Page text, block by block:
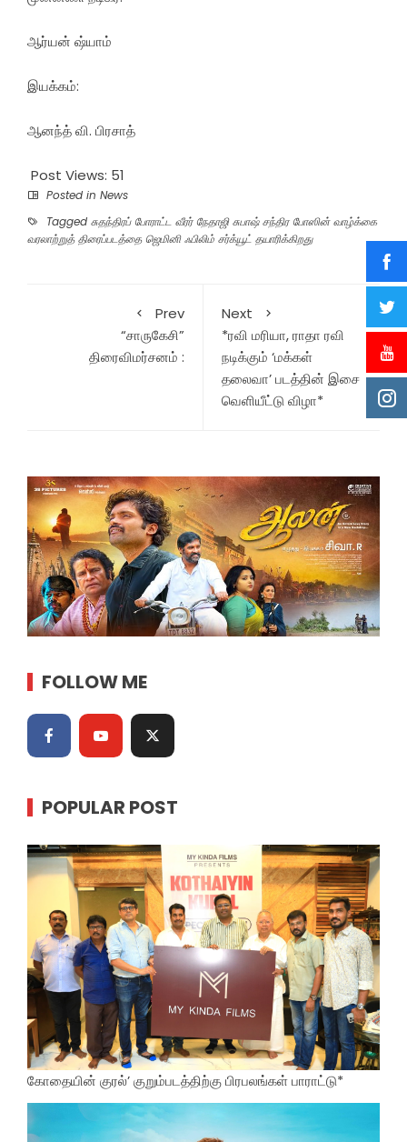
ஆர்யன் ஷ்யாம்
இயக்கம்:
ஆனந்த் வி. பிரசாத்
Post Views: 51
Posted in News
Tagged சுதந்திரப் போராட்ட வீரர் நேதாஜி சுபாஷ் சந்திர போஸின் வாழ்க்கை
வரலாற்றுத் திரைப்படத்தை ஜெமினி ஃபிலிம் சர்க்யூட் தயாரிக்கிறது
Prev
“சாருகேசி”
திரைவிமர்சனம் :
Next
*ரவி மரியா, ராதா ரவி
நடிக்கும் ‘மக்கள்
தலைவா’ படத்தின் இசை
வெளியீட்டு விழா*
FOLLOW ME
POPULAR POST
கோதையின் குரல்’ குறும்படத்திற்கு பிரபலங்கள் பாராட்டு*